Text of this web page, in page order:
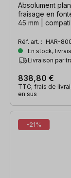
Absolument
fraisage en
45 mm |
Réf. art. : HAR-
En stock,
Livraison par
838,80 €
TTC, frais de
en sus
-21%